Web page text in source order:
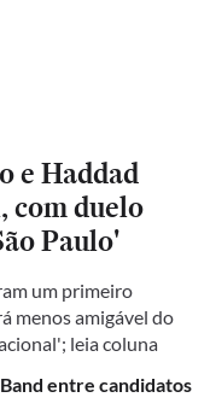
e Haddad
com duelo
Paulo'
um primeiro
menos amigável do
leia coluna
entre candidatos